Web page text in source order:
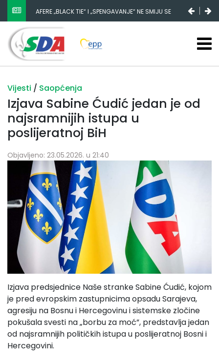
AFERE „BLACK TIE“ I „SPENGAVANJE“ NE SMIJU SE
ZATAŠKATI
Vijesti / Saopćenja
Izjava Sabine Ćudić jedan je od
najsramnijih istupa u
poslijeratnoj BiH
Objavljeno: 23.05.2026. u 21:40
Izjava predsjednice Naše stranke Sabine Ćudić, kojom
je pred evropskim zastupnicima opsadu Sarajeva,
agresiju na Bosnu i Hercegovinu i sistemske zločine
pokušala svesti na „borbu za moć”, predstavlja jedan
od najsramnijih političkih istupa u poslijeratnoj Bosni i
Hercegovini.